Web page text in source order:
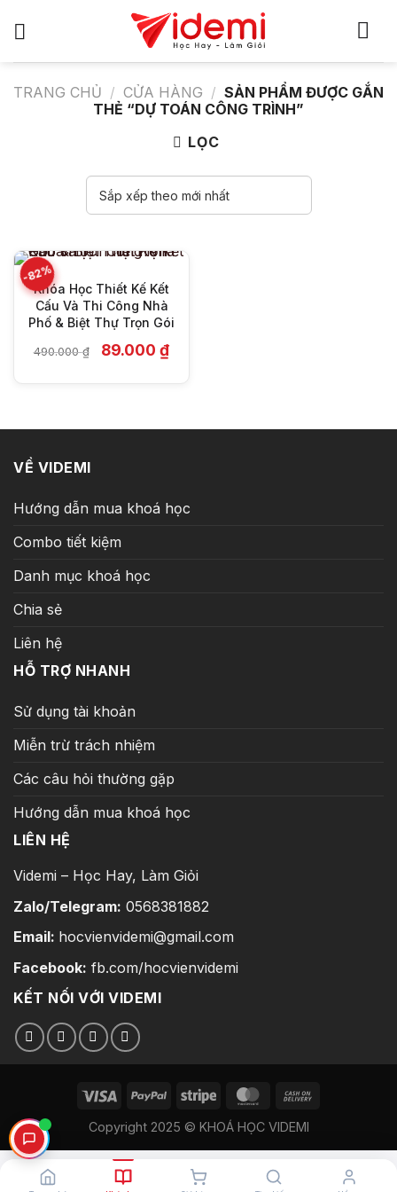
TRANG CHỦ / CỬA HÀNG / SẢN PHẨM ĐƯỢC GẮN
THẺ “DỰ TOÁN CÔNG TRÌNH”
LỌC
-82%
Khóa Học Thiết Kế Kết
Cấu Và Thi Công Nhà
Phố & Biệt Thự Trọn Gói
490.000₫ Giá
gốc
89.000₫Giá
VỀ VIDEMI
Hướng dẫn mua khoá học
Combo tiết kiệm
Danh mục khoá học
Chia sẻ
Liên hệ
HỖ TRỢ NHANH
Sử dụng tài khoản
Miễn trừ trách nhiệm
Các câu hỏi thường gặp
Hướng dẫn mua khoá học
LIÊN HỆ
Videmi – Học Hay, Làm Giỏi
Zalo/Telegram: 0568381882
Email: hocvienvidemi@gmail.com
Facebook: fb.com/hocvienvidemi
KẾT NỐI VỚI VIDEMI
Copyright 2025 © KHOÁ HỌC VIDEMI